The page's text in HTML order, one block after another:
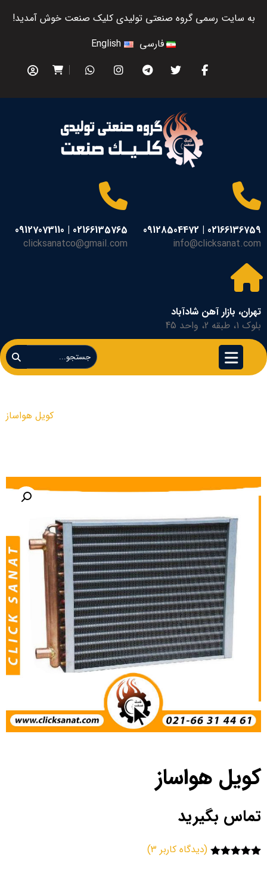
به سایت رسمی گروه صنعتی تولیدی کلیک صنعت خوش آمدید!
فارسی
English
02166136759 | 09128504472
info@clicksanat.com
02166135765 | 09127073110
clicksanatco@gmail.com
تهران، بازار آهن شادآباد
بلوک 1، طبقه 2، واحد 45
کویل هواساز
کویل هواساز
کویل هواساز
تماس بگیرید
(دیدگاه کاربر3
)